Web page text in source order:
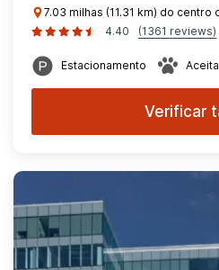
7.03 milhas (11.31 km) do centro
4.40
(1361 reviews)
Estacionamento
Verificar